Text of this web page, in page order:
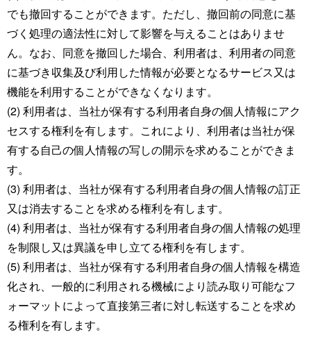
でも撤回することができます。ただし、撤回前の同意に基
づく処理の適法性に対して影響を与えることはありませ
ん。なお、同意を撤回した場合、利用者は、利用者の同意
に基づき収集及び利用した情報が必要となるサービス又は
機能を利用することができなくなります。
(2) 利用者は、当社が保有する利用者自身の個人情報にアク
セスする権利を有します。これにより、利用者は当社が保
有する自己の個人情報の写しの開示を求めることができま
す。
(3) 利用者は、当社が保有する利用者自身の個人情報の訂正
又は消去することを求める権利を有します。
(4) 利用者は、当社が保有する利用者自身の個人情報の処理
を制限し又は異議を申し立てる権利を有します。
(5) 利用者は、当社が保有する利用者自身の個人情報を構造
化され、一般的に利用される機械により読み取り可能なフ
ォーマットによって直接第三者に対し転送することを求め
る権利を有します。